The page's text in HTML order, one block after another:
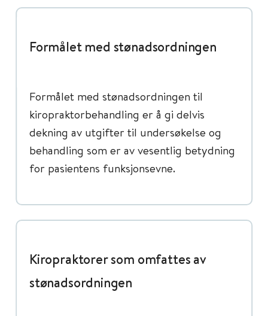
Formålet med stønadsordningen
Formålet med stønadsordningen til
kiropraktorbehandling er å gi delvis
dekning av utgifter til undersøkelse og
behandling som er av vesentlig betydning
for pasientens funksjonsevne.
Kiropraktorer som omfattes av
stønadsordningen